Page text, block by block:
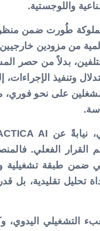
واللوجستية.
طُورت ضمن منظومة
من مزودين
بدلاً من حصر
وتنفيذ
على نحو
الفعلي.
ضمن طبقة تشغيلية
تحليل تقليدية، بل
اليدوي،